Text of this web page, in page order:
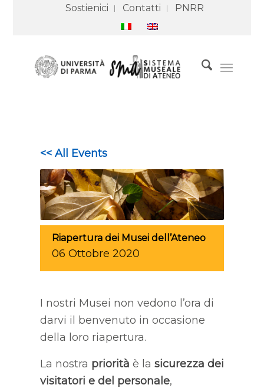
Sostienici Contatti PNRR
<< All Events
Riapertura dei Musei dell’Ateneo
06 Ottobre 2020
I nostri Musei non vedono l’ora di
darvi il benvenuto in occasione
della loro riapertura.
La nostra priorità è la sicurezza dei
visitatori e del personale,